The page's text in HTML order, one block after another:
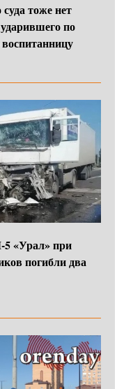
тоже нет
по
5 «Урал» при
погибли два